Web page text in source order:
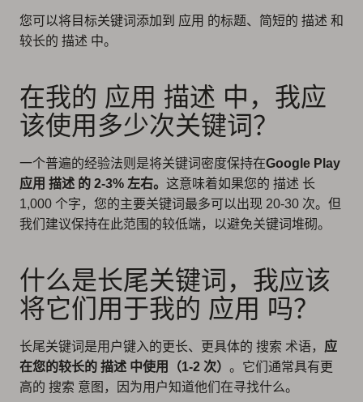
您可以将目标关键词添加到 应用 的标题、简短的 描述 和
较长的 描述 中。
在我的 应用 描述 中，我应
该使用多少次关键词？
一个普遍的经验法则是将关键词密度保持在Google Play
应用 描述 的 2-3% 左右。 这意味着如果您的 描述 长
1,000 个字，您的主要关键词最多可以出现 20-30 次。但
我们建议保持在此范围的较低端，以避免关键词堆砌。
什么是长尾关键词，我应该
将它们用于我的 应用 吗？
长尾关键词是用户键入的更长、更具体的 搜索 术语， 应
在您的较长的 描述 中使用（1-2 次） 。它们通常具有更
高的 搜索 意图，因为用户知道他们在寻找什么。